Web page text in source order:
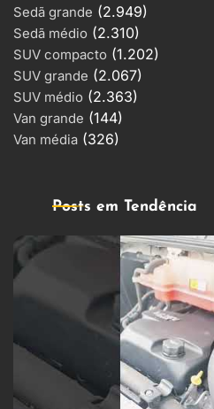
Sedã grande (2.949)
Sedã médio (2.310)
SUV compacto (1.202)
SUV grande (2.067)
SUV médio (2.363)
Van grande (144)
Van média (326)
Posts em Tendência